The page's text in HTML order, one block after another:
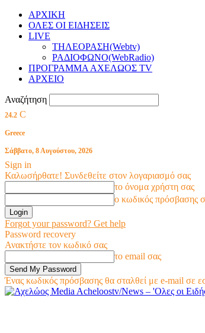
ΑΡΧΙΚΗ
ΟΛΕΣ ΟΙ ΕΙΔΗΣΕΙΣ
LIVE
ΤΗΛΕΟΡΑΣΗ(Webtv)
ΡΑΔΙΟΦΩΝΟ(WebRadio)
ΠΡΟΓΡΑΜΜΑ ΑΧΕΛΩΟΣ TV
ΑΡΧΕΙΟ
Αναζήτηση
24.2 C
Greece
Σάββατο, 8 Αυγούστου, 2026
Sign in
Καλωσήρθατε! Συνδεθείτε στον λογαριασμό σας
το όνομα χρήστη σας
ο κωδικός πρόσβασης
Forgot your password? Get help
Password recovery
Ανακτήστε τον κωδικό σας
το email σας
Ένας κωδικός πρόσβασης θα σταλθεί με e-mail σε
Acheloostv/News – 'Ολες οι